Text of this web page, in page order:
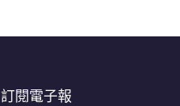
訂閱電子報